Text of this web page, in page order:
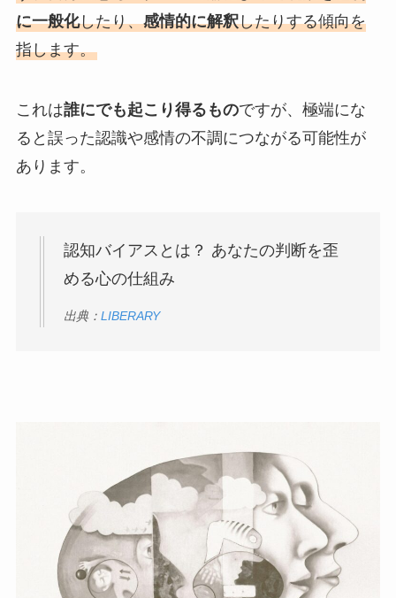
に一般化したり、感情的に解釈したりする傾向を
指します。
これは誰にでも起こり得るものですが、極端にな
ると誤った認識や感情の不調につながる可能性が
あります。
認知バイアスとは？ あなたの判断を歪
める心の仕組み
出典： LIBERARY